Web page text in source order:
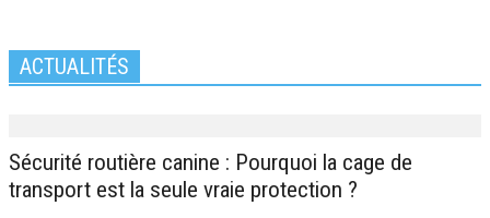
ACTUALITÉS
Sécurité routière canine : Pourquoi la cage de
transport est la seule vraie protection ?